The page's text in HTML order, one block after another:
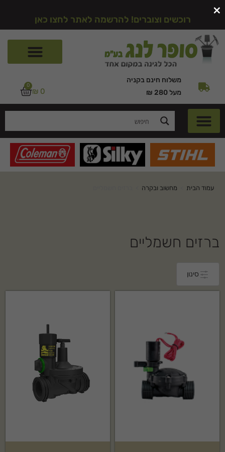
רוכשים וצוברים! להרשמה לאתר לחצו כאן
משלוח חינם בקניה
מעל 280 ₪
₪ 0
0
עמוד הבית מחשוב ובקרה
ברזים חשמליים
×